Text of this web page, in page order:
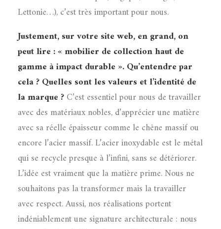
Lettonie…), c’est très important pour nous.
Justement, sur votre site web, en grand, on
peut lire : « mobilier de collection haut de
gamme à impact durable ». Qu’entendre par
cela ? Quelles sont les valeurs et l’identité de
la marque ?C’est essentiel pour nous de travailler
avec des matériaux nobles, d’apprécier une matière
avec sa réelle épaisseur comme le chêne massif ou
encore l’acier massif. L’acier inoxydable est le métal
qui se recycle presque à l’infini, sans se détériorer.
L’idée est vraiment que la matière prime. Nous ne
souhaitons pas la transformer mais la travailler
avec respect. Aussi, nos réalisations portent
indéniablement une signature architecturale : nous